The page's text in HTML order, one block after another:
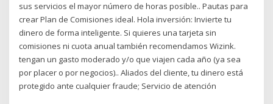
sus servicios el mayor número de horas posible.. Pautas para
crear Plan de Comisiones ideal. Hola inversión: Invierte tu
dinero de forma inteligente. Si quieres una tarjeta sin
comisiones ni cuota anual también recomendamos Wizink.
tengan un gasto moderado y/o que viajen cada año (ya sea
por placer o por negocios).. Aliados del cliente, tu dinero está
protegido ante cualquier fraude; Servicio de atención